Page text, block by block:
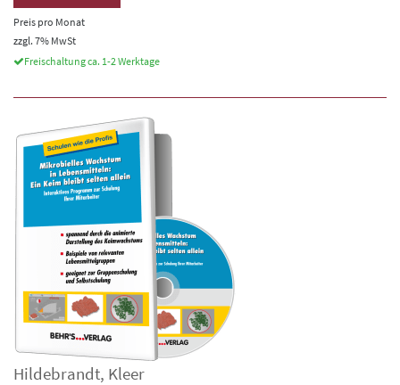
Preis pro Monat
zzgl. 7% MwSt
Freischaltung ca. 1-2 Werktage
Hildebrandt, Kleer